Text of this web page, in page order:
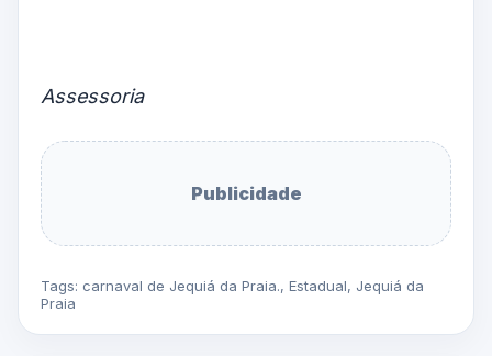
Assessoria
Publicidade
Tags: carnaval de Jequiá da Praia., Estadual, Jequiá da
Praia